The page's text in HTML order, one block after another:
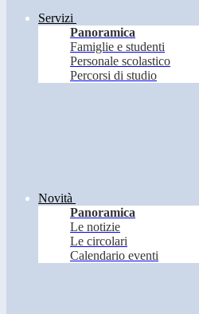
Servizi
Panoramica
Famiglie e studenti
Personale scolastico
Percorsi di studio
Novità
Panoramica
Le notizie
Le circolari
Calendario eventi